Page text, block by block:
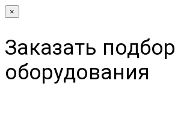
×
Заказать подбор
оборудования